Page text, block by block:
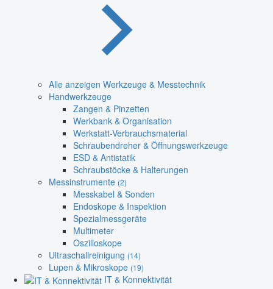
Alle anzeigen Werkzeuge & Messtechnik
Handwerkzeuge
Zangen & Pinzetten
Werkbank & Organisation
Werkstatt-Verbrauchsmaterial
Schraubendreher & Öffnungswerkzeuge
ESD & Antistatik
Schraubstöcke & Halterungen
Messinstrumente (2)
Messkabel & Sonden
Endoskope & Inspektion
Spezialmessgeräte
Multimeter
Oszilloskope
Ultraschallreinigung (14)
Lupen & Mikroskope (19)
IT & Konnektivität